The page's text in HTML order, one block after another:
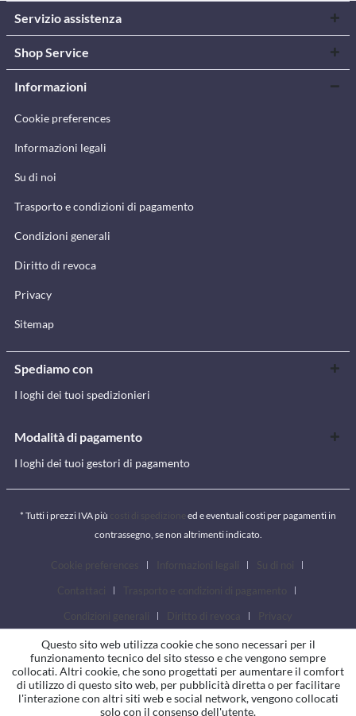
Servizio assistenza
Shop Service
Informazioni
Cookie preferences
Informazioni legali
Su di noi
Trasporto e condizioni di pagamento
Condizioni generali
Diritto di revoca
Privacy
Sitemap
Spediamo con
I loghi dei tuoi spedizionieri
Modalità di pagamento
I loghi dei tuoi gestori di pagamento
* Tutti i prezzi IVA più
ed e eventuali costi per pagamenti in
contrassegno, se non altrimenti indicato.
Questo sito web utilizza cookie che sono necessari per il
funzionamento tecnico del sito stesso e che vengono sempre
collocati. Altri cookie, che sono progettati per aumentare il comfort
di utilizzo di questo sito web, per pubblicità diretta o per facilitare
l'interazione con altri siti web e social network, vengono collocati
solo con il consenso dell'utente.